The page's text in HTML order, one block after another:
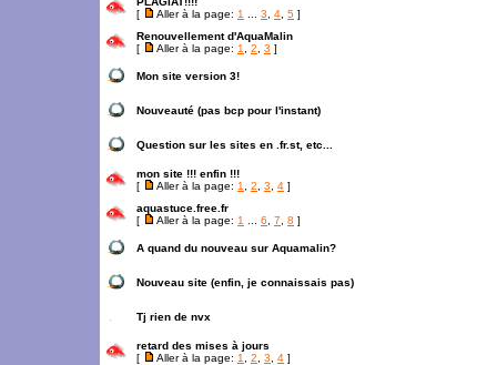
[
Aller à la page: 1 3 4 5 ]
Renouvellement d'AquaMalin
[
Aller à la page: 1 2 3 ]
Mon site version 3!
Nouveauté (pas bcp pour l'instant)
Question sur les sites en .fr.st, etc...
mon site !!! enfin !!!
[
Aller à la page: 1 2 3 4 ]
aquastuce.free.fr
[
Aller à la page: 1 6 7 8 ]
A quand du nouveau sur Aquamalin?
Nouveau site (enfin, je connaissais pas)
Tj rien de nvx
retard des mises à jours
[
Aller à la page: 1 2 3 4 ]